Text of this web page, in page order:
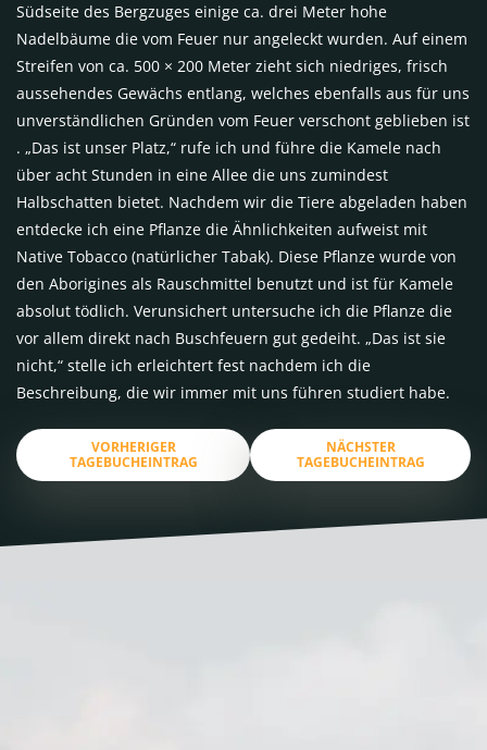
Südseite des Bergzuges einige ca. drei Meter hohe
Nadelbäume die vom Feuer nur angeleckt wurden. Auf einem
Streifen von ca. 500 × 200 Meter zieht sich niedriges, frisch
aussehendes Gewächs entlang, welches ebenfalls aus für uns
unverständlichen Gründen vom Feuer verschont geblieben ist
. „Das ist unser Platz,“ rufe ich und führe die Kamele nach
über acht Stunden in eine Allee die uns zumindest
Halbschatten bietet. Nachdem wir die Tiere abgeladen haben
entdecke ich eine Pflanze die Ähnlichkeiten aufweist mit
Native Tobacco (natürlicher Tabak). Diese Pflanze wurde von
den Aborigines als Rauschmittel benutzt und ist für Kamele
absolut tödlich. Verunsichert untersuche ich die Pflanze die
vor allem direkt nach Buschfeuern gut gedeiht. „Das ist sie
nicht,“ stelle ich erleichtert fest nachdem ich die
Beschreibung, die wir immer mit uns führen studiert habe.
VORHERIGER
TAGEBUCHEINTRAG
NÄCHSTER
TAGEBUCHEINTRAG